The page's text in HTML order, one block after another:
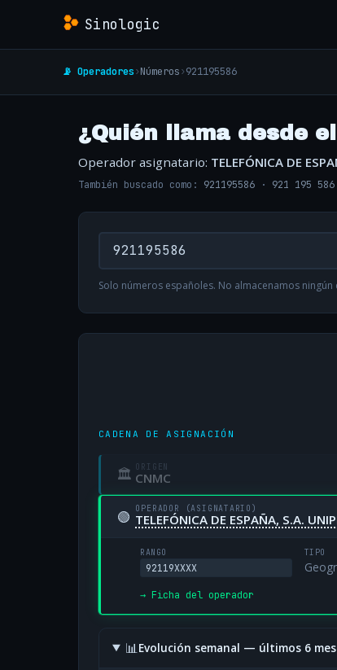
Sinologic
📡 Operadores›Números›921195586
¿Quién llama desde el
Operador asignatario: TELEFÓNICA DE
También buscado como: 921195586 · 921 195 586
Solo números españoles. No almacenamos ningún
CADENA DE ASIGNACIÓN
🏛 ORIGEN
CNMC
🟢 OPERADOR (ASIGNATARIO)
TELEFÓNICA DE ESPAÑA, S.A.
RANGO
92119XXXX
TIPO
→ Ficha del operador
📊Evolución semanal — últimos 6